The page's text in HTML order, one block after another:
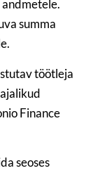
summa
töötleja
Finance
seoses